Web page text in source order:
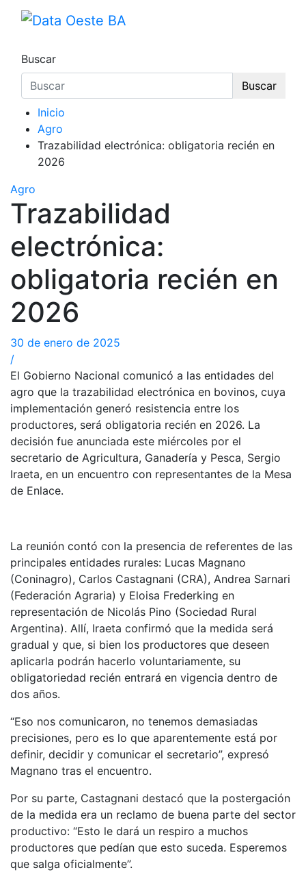
Buscar
Buscar
Inicio
Agro
Trazabilidad electrónica: obligatoria recién en
2026
Agro
Trazabilidad
electrónica:
obligatoria recién en
2026
30 de enero de 2025
/
El Gobierno Nacional comunicó a las entidades del
agro que la trazabilidad electrónica en bovinos, cuya
implementación generó resistencia entre los
productores, será obligatoria recién en 2026. La
decisión fue anunciada este miércoles por el
secretario de Agricultura, Ganadería y Pesca, Sergio
Iraeta, en un encuentro con representantes de la Mesa
de Enlace.
La reunión contó con la presencia de referentes de las
principales entidades rurales: Lucas Magnano
(Coninagro), Carlos Castagnani (CRA), Andrea Sarnari
(Federación Agraria) y Eloisa Frederking en
representación de Nicolás Pino (Sociedad Rural
Argentina). Allí, Iraeta confirmó que la medida será
gradual y que, si bien los productores que deseen
aplicarla podrán hacerlo voluntariamente, su
obligatoriedad recién entrará en vigencia dentro de
dos años.
“Eso nos comunicaron, no tenemos demasiadas
precisiones, pero es lo que aparentemente está por
definir, decidir y comunicar el secretario”, expresó
Magnano tras el encuentro.
Por su parte, Castagnani destacó que la postergación
de la medida era un reclamo de buena parte del sector
productivo: “Esto le dará un respiro a muchos
productores que pedían que esto suceda. Esperemos
que salga oficialmente”.